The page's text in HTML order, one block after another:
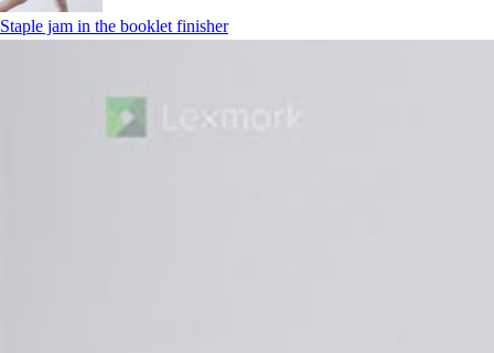
Staple jam in the booklet finisher